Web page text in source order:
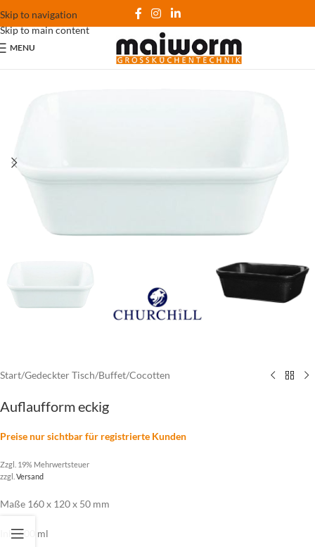
Skip to navigation
Skip to main content
MENU
Start/Gedeckter Tisch/Buffet/Cocotten
Auflaufform eckig
Preise nur sichtbar für registrierte Kunden
Zzgl. 19% Mehrwertsteuer
zzgl. Versand
Maße 160 x 120 x 50 mm
Inh. 600 ml